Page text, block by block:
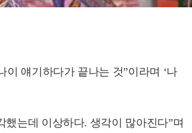
얘기하다가 끝나는 것”이라며 ‘나
는데 이상하다. 생각이 많아진다”며